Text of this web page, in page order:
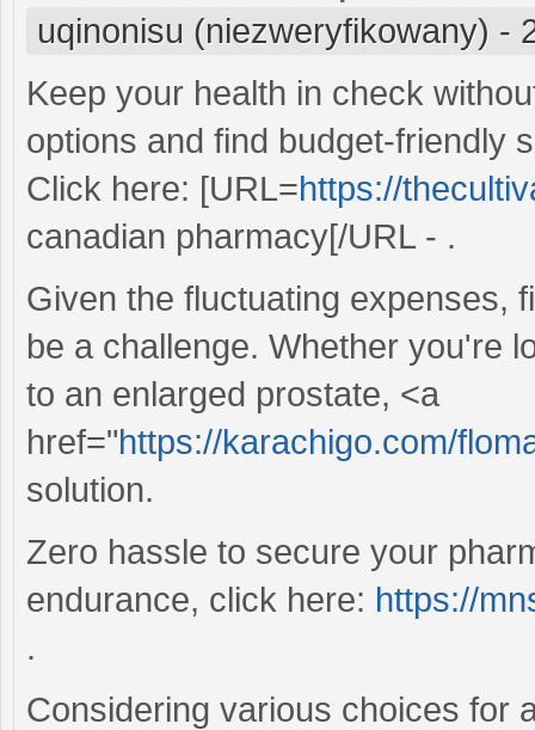
uqinonisu (niezweryfikowany) -
Keep your health in check
options and find budget-friendly
Click here: [URL=https://
canadian pharmacy[/URL - .
Given the fluctuating expenses,
be a challenge. Whether you're
to an enlarged prostate, <a
href="https://karachigo.com/
solution.
Zero hassle to secure your
endurance, click here: https://
.
Considering various choices for